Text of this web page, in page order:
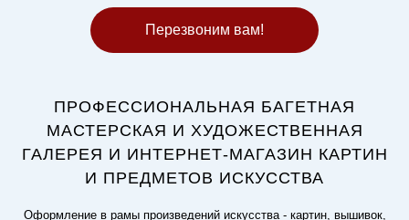
Перезвоним вам!
ПРОФЕССИОНАЛЬНАЯ БАГЕТНАЯ
МАСТЕРСКАЯ И ХУДОЖЕСТВЕННАЯ
ГАЛЕРЕЯ И ИНТЕРНЕТ-МАГАЗИН КАРТИН
И ПРЕДМЕТОВ ИСКУССТВА
Оформление в рамы произведений искусства - картин, вышивок,